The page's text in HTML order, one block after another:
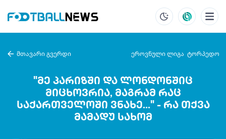
მთავარი გვერდი ეროვნული ლიგა ტორპედო
"მე პარიზში და ლონდონშიც
მიცხოვრია, მაგრამ რაც
საქართველოში ვნახე..." - რა თქვა
მამადუ სახომ